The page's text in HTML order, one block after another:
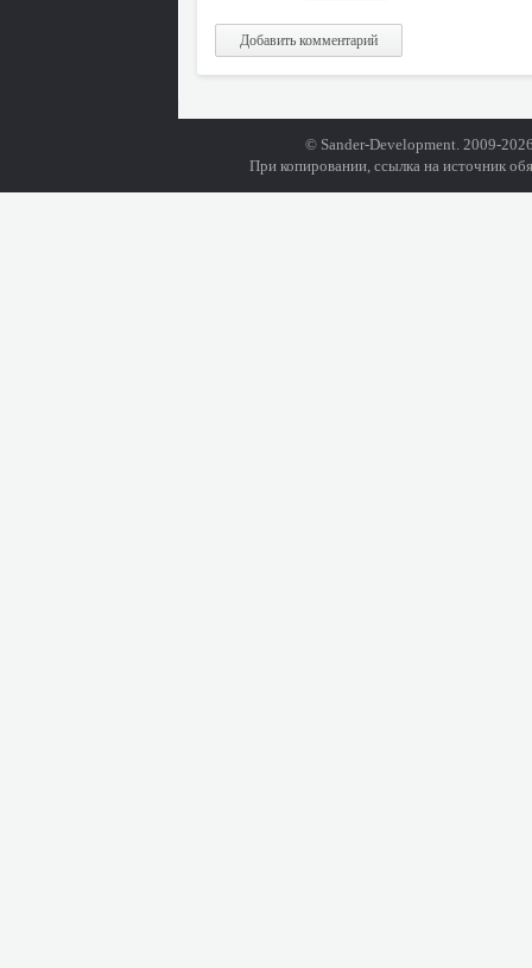
Добавить комментарий
© Sander-Development. 2009-
При копировании, ссылка на источник